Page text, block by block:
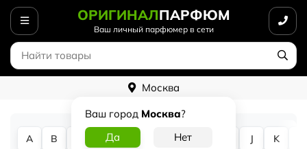
ОРИГИНАЛПАРФЮМ
Ваш личный парфюмер в сети
Москва
Ваш город Москва?
A B D G J K